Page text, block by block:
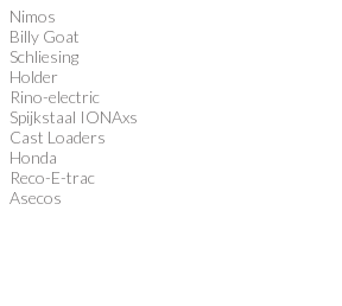
Nimos
Billy Goat
Schliesing
Holder
Rino-electric
Spijkstaal IONAxs
Cast Loaders
Honda
Reco-E-trac
Asecos